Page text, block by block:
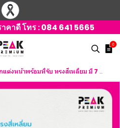
คาดี โทร :084 641 5665
0
ต่งหน้าพร้อมที่จับ ทรงสีเหลี่ยม มี 7 สีให้เลือก